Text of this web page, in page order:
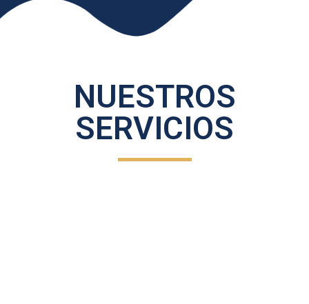
NUESTROS
SERVICIOS